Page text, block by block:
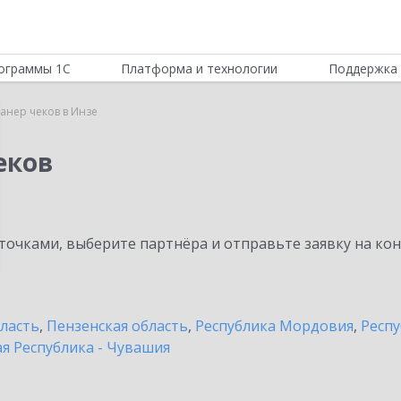
1С Платформа и технологии Поддержка
чеков в Инзе
выберите партнёра и отправьте заявку на
, Пензенская область, Республика Мордовия,
Республика - Чувашия